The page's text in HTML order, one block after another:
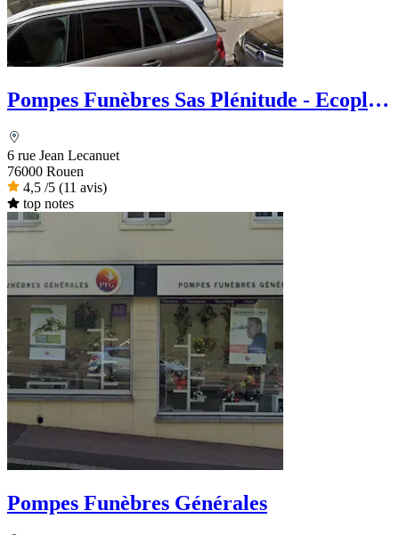
Pompes Funèbres Sas Plénitude - Ecoplus
6 rue Jean Lecanuet
76000 Rouen
4,5 /5 (11 avis)
top notes
Pompes Funèbres Générales